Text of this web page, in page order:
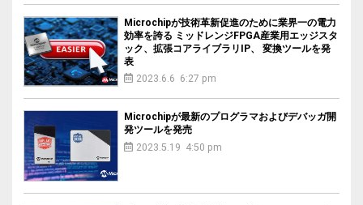
Microchipが技術革新促進のために業界一の電力
効率を誇る ミッドレンジFPGA産業用エッジスタ
ック、拡張コアライブラリIP、 変換ツールを発
表
2023.6.6 6:27 pm
Microchipが最新のプログラマおよびデバッガ開
発ツールを発売
2023.5.19 4:50 pm